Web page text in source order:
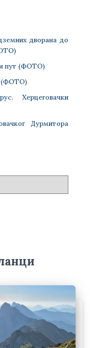
дворана до
пут (ФОТО)
(ФОТО)
Херцеговачки
Дурмитора